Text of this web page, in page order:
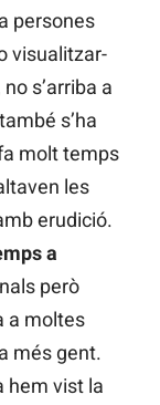
persones
visualitzar-
s’arriba a
s’ha
molt temps
les
erudició.
a
però
a moltes
més gent.
hem vist la